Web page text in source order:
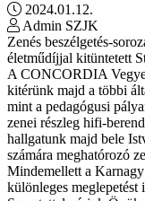
2024.01.12.
Admin SZJK
Zenés beszélgetés-
életműdíjjal kitüntetett
A CONCORDIA
kitérünk majd a többi
mint a pedagógusi
zenei részleg hifi-
hallgatunk majd bele
számára meghatórozó
Mindemellett a
különleges meglepetést